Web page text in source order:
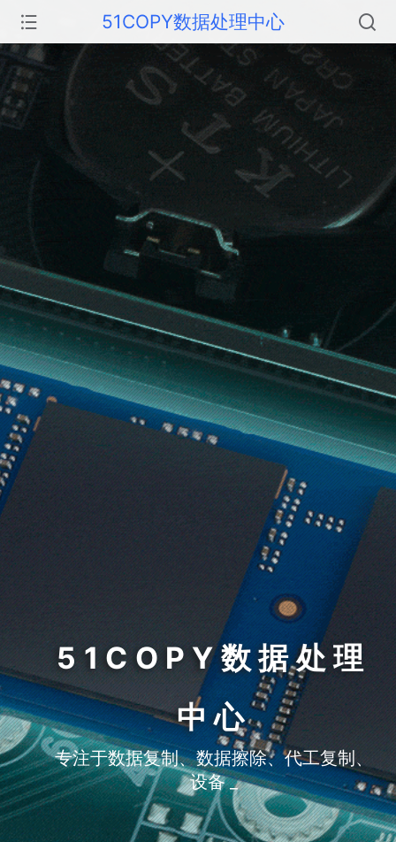
51COPY数据处理中心
51COPY数据处理
中心
专注于数据复制、数据擦除、代工复制、
设备租